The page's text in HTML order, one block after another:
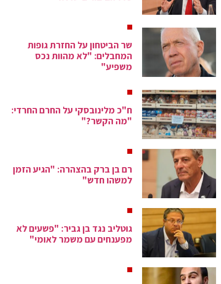
שר הביטחון על החזרת גופות
המחבלים: "לא מהוות נכס
משפיע"
ח"כ מלינובסקי על החרם החרדי:
"מה הקשר?"
רם בן ברק בהצהרה: "הגיע הזמן
למשהו חדש"
גוטליב נגד בן גביר: "פשעים לא
מפענחים עם משמר לאומי"